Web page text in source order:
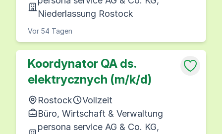
Niederlassung Rostock
Vor 54 Tagen
Koordynator QA ds.
elektrycznych (m/k/d)
Rostock
Vollzeit
Büro, Wirtschaft & Verwaltung
persona service AG & Co. KG,